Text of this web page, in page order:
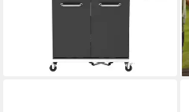
479,00 € UVP
599,00 €
lieferbar - in 2-3 Werktagen bei dir